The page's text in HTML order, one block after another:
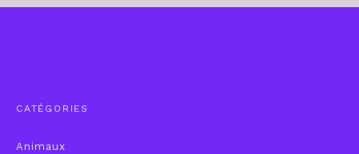
CATÉGORIES
Animaux